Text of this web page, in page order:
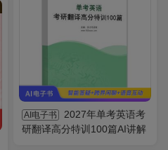
AI电子书
2027年单考英语考
研翻译高分特训100篇AI讲解